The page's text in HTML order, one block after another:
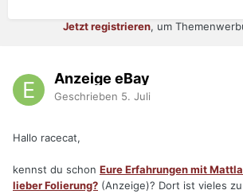
Jetzt registrieren, um
Anzeige eBay
Geschrieben 5. Juli
Hallo racecat,
kennst du schon Eure Erfahrungen mit
lieber Folierung? (Anzeige)? Dort ist vieles